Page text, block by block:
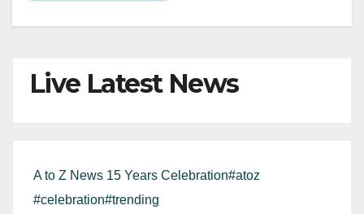
Live Latest News
A to Z News 15 Years Celebration#atoz
#celebration#trending